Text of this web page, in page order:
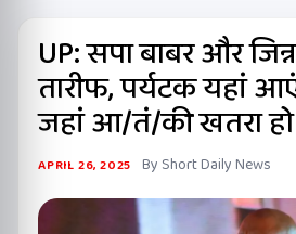
UP: सपा बाबर और
तारीफ, पर्यटक यहां
जहां आ/तं/की खतरा हो
APRIL 26, 2025 By Short Daily News